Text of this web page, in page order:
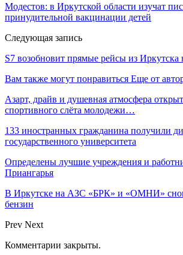
Модестов: в Иркутской области изучат
принудительной вакцинации детей
Следующая запись
S7 возобновит прямые рейсы из Иркутска
Вам также могут понравиться Еще от
Азарт, драйв и душевная атмосфера
спортивного слёта молодежи…
133 иностранных гражданина получили
государственного университета
Определены лучшие учреждения и
Приангарья
В Иркутске на АЗС «БРК» и «ОМНИ»
бензин
Prev Next
Комментарии закрыты.